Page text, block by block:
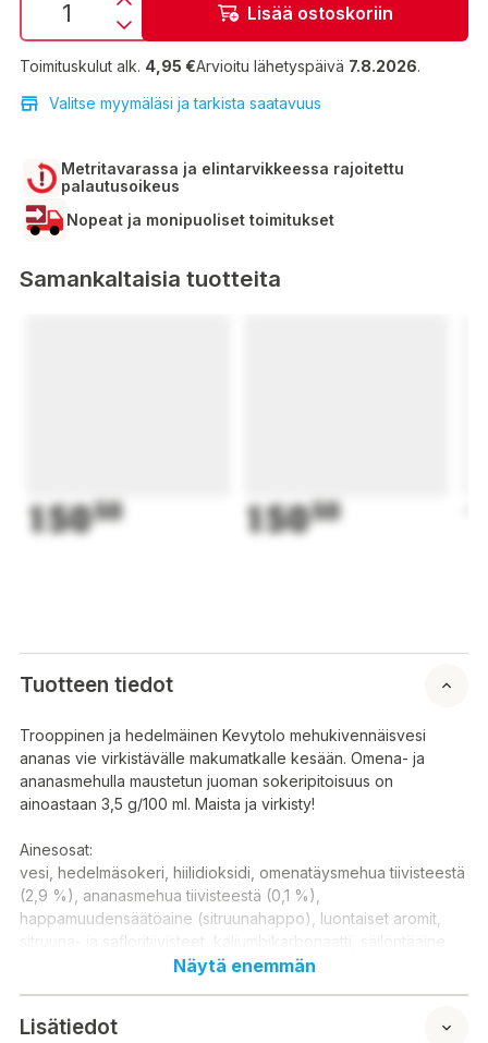
Lisää ostoskoriin
Toimituskulut alk. 4,95 €Arvioitu lähetyspäivä 7.8.2026.
Valitse myymäläsi ja tarkista saatavuus
Metritavarassa ja elintarvikkeessa rajoitettu
palautusoikeus
Nopeat ja monipuoliset toimitukset
Samankaltaisia tuotteita
15050 15050
Tuotteen tiedot
Trooppinen ja hedelmäinen Kevytolo mehukivennäisvesi
ananas vie virkistävälle makumatkalle kesään. Omena- ja
ananasmehulla maustetun juoman sokeripitoisuus on
ainoastaan 3,5 g/100 ml. Maista ja virkisty!
Ainesosat:
vesi, hedelmäsokeri, hiilidioksidi, omenatäysmehua tiivisteestä
(2,9 %), ananasmehua tiivisteestä (0,1 %),
happamuudensäätöaine (sitruunahappo), luontaiset aromit,
sitruuna- ja safloritiivisteet, kaliumbikarbonaatti, säilöntäaine
(kaliumsorbaatti), kaliumsitraatti
E501 E290 E202 E330 E332
Näytä enemmän
Lisätiedot